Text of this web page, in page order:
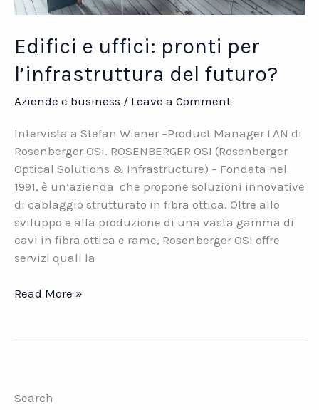
Edifici e uffici: pronti per
l’infrastruttura del futuro?
Aziende e business / Leave a Comment
Intervista a Stefan Wiener –Product Manager LAN di
Rosenberger OSI. ROSENBERGER OSI (Rosenberger
Optical Solutions & Infrastructure) – Fondata nel
1991, è un’azienda che propone soluzioni innovative
di cablaggio strutturato in fibra ottica. Oltre allo
sviluppo e alla produzione di una vasta gamma di
cavi in fibra ottica e rame, Rosenberger OSI offre
servizi quali la
Edifici
del
Read More »
Search